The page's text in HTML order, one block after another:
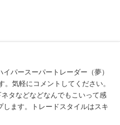
パースーパートレーダー（夢）
気軽にコメントしてください。
タなどなどなんでもこいって感
ます。トレードスタイルはスキ